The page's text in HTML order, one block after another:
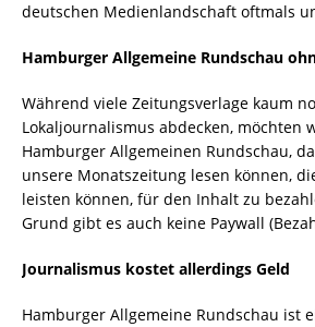
deutschen Medienlandschaft oftmals
Hamburger Allgemeine Rundschau
Während viele Zeitungsverlage kaum
Lokaljournalismus abdecken, möchten
Hamburger Allgemeinen Rundschau,
unsere Monatszeitung lesen können,
leisten können, für den Inhalt zu
Grund gibt es auch keine Paywall
Journalismus kostet allerdings Geld
Hamburger Allgemeine Rundschau ist